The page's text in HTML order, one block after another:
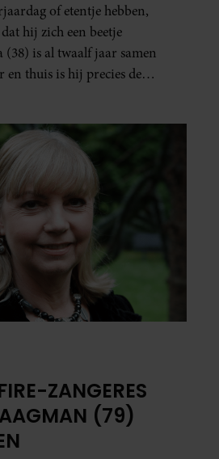
of etentje hebben,
hij zich een beetje
(38) is al twaalf jaar samen
en thuis is hij precies de
ze samen onder de
ZANGERES
(79)